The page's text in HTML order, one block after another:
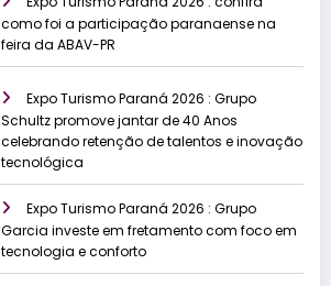
como foi a participação paranaense na
feira da ABAV-PR
Expo Turismo Paraná 2026 : Grupo
Schultz promove jantar de 40 Anos
celebrando retenção de talentos e inovação
tecnológica
Expo Turismo Paraná 2026 : Grupo
Garcia investe em fretamento com foco em
tecnologia e conforto